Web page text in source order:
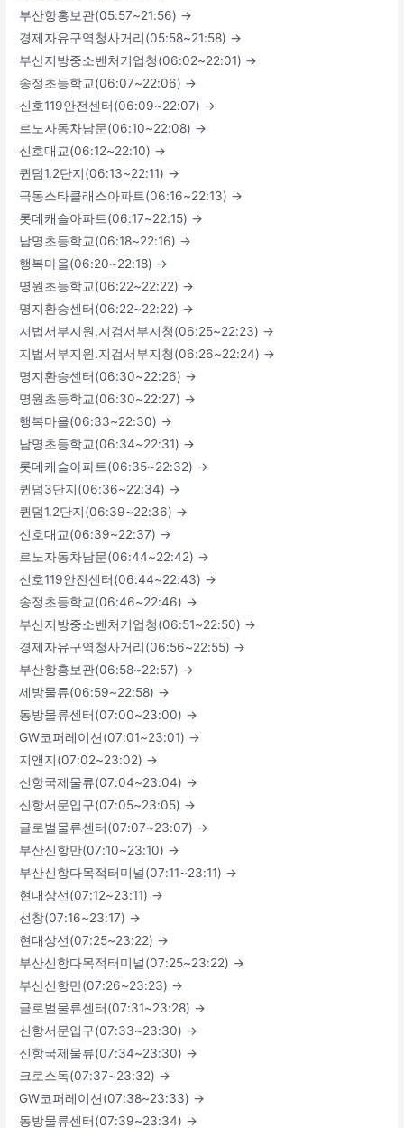
부산항홍보관(05:57~21:56) →
경제자유구역청사거리(05:58~21:58) →
부산지방중소벤처기업청(06:02~22:01) →
송정초등학교(06:07~22:06) →
신호119안전센터(06:09~22:07) →
르노자동차남문(06:10~22:08) →
신호대교(06:12~22:10) →
퀸덤1.2단지(06:13~22:11) →
극동스타클래스아파트(06:16~22:13) →
롯데캐슬아파트(06:17~22:15) →
남명초등학교(06:18~22:16) →
행복마을(06:20~22:18) →
명원초등학교(06:22~22:22) →
명지환승센터(06:22~22:22) →
지법서부지원.지검서부지청(06:25~22:23) →
지법서부지원.지검서부지청(06:26~22:24) →
명지환승센터(06:30~22:26) →
명원초등학교(06:30~22:27) →
행복마을(06:33~22:30) →
남명초등학교(06:34~22:31) →
롯데캐슬아파트(06:35~22:32) →
퀸덤3단지(06:36~22:34) →
퀸덤1.2단지(06:39~22:36) →
신호대교(06:39~22:37) →
르노자동차남문(06:44~22:42) →
신호119안전센터(06:44~22:43) →
송정초등학교(06:46~22:46) →
부산지방중소벤처기업청(06:51~22:50) →
경제자유구역청사거리(06:56~22:55) →
부산항홍보관(06:58~22:57) →
세방물류(06:59~22:58) →
동방물류센터(07:00~23:00) →
GW코퍼레이션(07:01~23:01) →
지앤지(07:02~23:02) →
신항국제물류(07:04~23:04) →
신항서문입구(07:05~23:05) →
글로벌물류센터(07:07~23:07) →
부산신항만(07:10~23:10) →
부산신항다목적터미널(07:11~23:11) →
현대상선(07:12~23:11) →
선창(07:16~23:17) →
현대상선(07:25~23:22) →
부산신항다목적터미널(07:25~23:22) →
부산신항만(07:26~23:23) →
글로벌물류센터(07:31~23:28) →
신항서문입구(07:33~23:30) →
신항국제물류(07:34~23:30) →
크로스독(07:37~23:32) →
GW코퍼레이션(07:38~23:33) →
동방물류센터(07:39~23:34) →